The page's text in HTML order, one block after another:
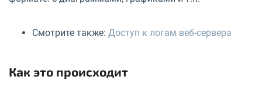
Смотрите также: Доступ к логам веб-сервера
Как это происходит